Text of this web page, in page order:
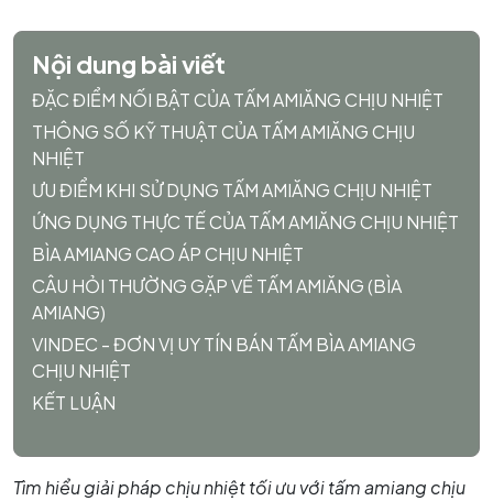
Nội dung bài viết
ĐẶC ĐIỂM NỐI BẬT CỦA TẤM AMIĂNG CHỊU NHIỆT
THÔNG SỐ KỸ THUẬT CỦA TẤM AMIĂNG CHỊU
NHIỆT
ƯU ĐIỂM KHI SỬ DỤNG TẤM AMIĂNG CHỊU NHIỆT
ỨNG DỤNG THỰC TẾ CỦA TẤM AMIĂNG CHỊU NHIỆT
BÌA AMIANG CAO ÁP CHỊU NHIỆT
CÂU HỎI THƯỜNG GẶP VỀ TẤM AMIĂNG (BÌA
AMIANG)
VINDEC - ĐƠN VỊ UY TÍN BÁN TẤM BÌA AMIANG
CHỊU NHIỆT
KẾT LUẬN
Tìm hiểu giải pháp chịu nhiệt tối ưu với tấm amiang chịu